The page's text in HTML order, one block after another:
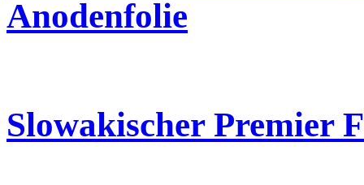
Anodenfolie
Slowakischer Premier